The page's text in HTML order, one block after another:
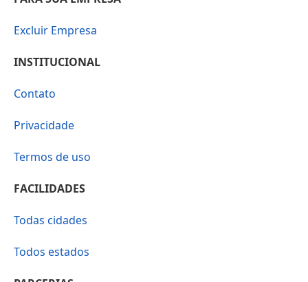
Excluir Empresa
INSTITUCIONAL
Contato
Privacidade
Termos de uso
FACILIDADES
Todas cidades
Todos estados